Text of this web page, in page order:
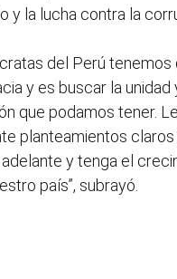
y la lucha contra la
del Perú
y es buscar la unidad
que podamos tener.
planteamientos claros
y tenga el
país”, subrayó.